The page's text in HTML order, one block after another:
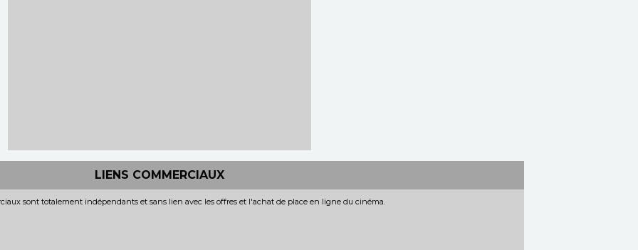
LIENS COMMERCIAUX
sont totalement indépendants et sans lien avec les offres et l'achat de place en ligne du cinéma.